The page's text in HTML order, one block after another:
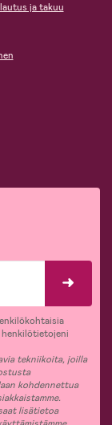
ja takuu
tekniikoita, joilla
kohdennettua
lisätietoa